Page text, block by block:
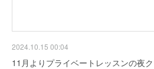
2024.10.15 00:04
11月よりプライベートレッスンの夜ク